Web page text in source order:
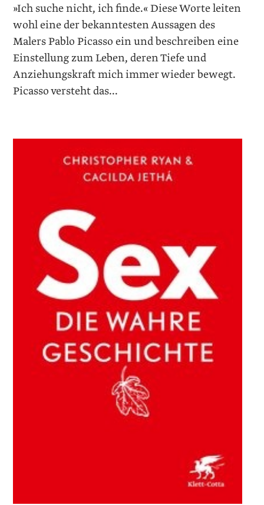
»Ich suche nicht, ich finde.« Diese Worte leiten
wohl eine der bekanntesten Aussagen des
Malers Pablo Picasso ein und beschreiben eine
Einstellung zum Leben, deren Tiefe und
Anziehungskraft mich immer wieder bewegt.
Picasso versteht das...